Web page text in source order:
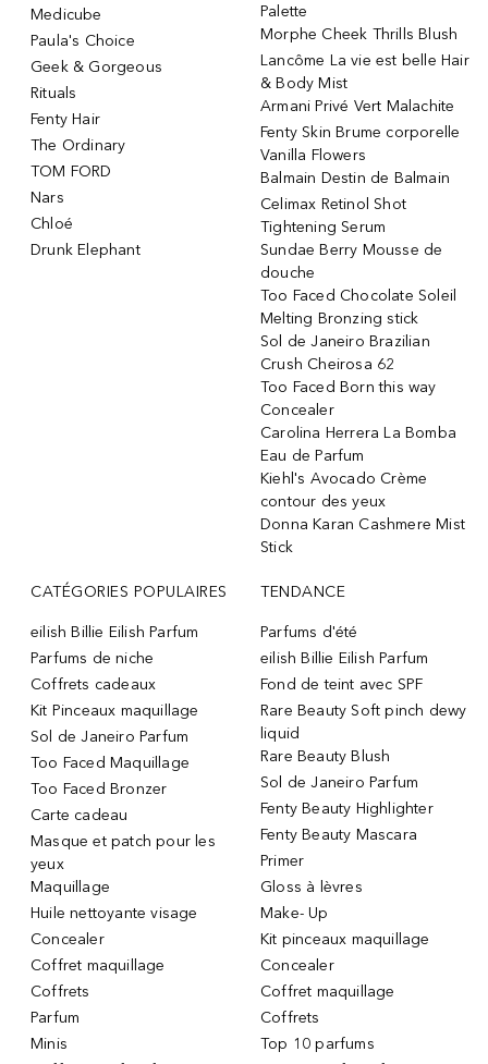
Medicube
Paula's Choice
Geek & Gorgeous
Rituals
Fenty Hair
The Ordinary
TOM FORD
Nars
Chloé
Drunk Elephant
Palette
Morphe Cheek Thrills Blush
Lancôme La vie est belle Hair
& Body Mist
Armani Privé Vert Malachite
Fenty Skin Brume corporelle
Vanilla Flowers
Balmain Destin de Balmain
Celimax Retinol Shot
Tightening Serum
Sundae Berry Mousse de
douche
Too Faced Chocolate Soleil
Melting Bronzing stick
Sol de Janeiro Brazilian
Crush Cheirosa 62
Too Faced Born this way
Concealer
Carolina Herrera La Bomba
Eau de Parfum
Kiehl's Avocado Crème
contour des yeux
Donna Karan Cashmere Mist
Stick
CATÉGORIES POPULAIRES
eilish Billie Eilish Parfum
Parfums de niche
Coffrets cadeaux
Kit Pinceaux maquillage
Sol de Janeiro Parfum
Too Faced Maquillage
Too Faced Bronzer
Carte cadeau
Masque et patch pour les
yeux
Maquillage
Huile nettoyante visage
Concealer
Coffret maquillage
Coffrets
Parfum
Minis
TENDANCE
Parfums d'été
eilish Billie Eilish Parfum
Fond de teint avec SPF
Rare Beauty Soft pinch dewy
liquid
Rare Beauty Blush
Sol de Janeiro Parfum
Fenty Beauty Highlighter
Fenty Beauty Mascara
Primer
Gloss à lèvres
Make- Up
Kit pinceaux maquillage
Concealer
Coffret maquillage
Coffrets
Top 10 parfums